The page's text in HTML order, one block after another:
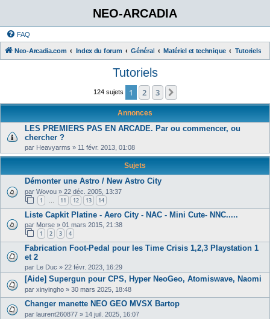
NEO-ARCADIA
FAQ
Neo-Arcadia.com Index du forum Général Matériel et technique Tutoriels
Tutoriels
124 sujets 1 2 3
Annonces
LES PREMIERS PAS EN ARCADE. Par ou commencer, ou
chercher ?
par Heavyarms » 11 févr. 2013, 01:08
Sujets
Démonter une Astro / New Astro City
par Wovou » 22 déc. 2005, 13:37
1 11 12 13 14
Liste Capkit Platine - Aero City - NAC - Mini Cute- NNC.....
par Morse » 01 mars 2015, 21:38
1 2 3 4
Fabrication Foot-Pedal pour les Time Crisis 1,2,3 Playstation 1
et 2
par Le Duc » 22 févr. 2023, 16:29
[Aide] Supergun pour CPS, Hyper NeoGeo, Atomiswave, Naomi
par xinyingho » 30 mars 2025, 18:48
Changer manette NEO GEO MVSX Bartop
par laurent260877 » 14 juil. 2025, 16:07